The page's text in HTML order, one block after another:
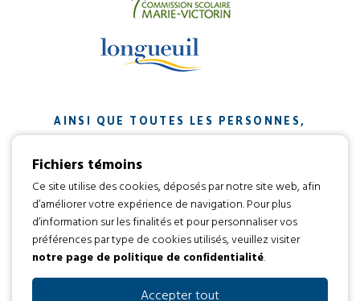
AINSI QUE TOUTES LES PERSONNES,
ORGANISMES ET ENTREPRISES QUI ONT
CONTRIBUÉ À NOTRE MISSION.
Développement web par
Tous droits réservés 2016 © L’envol
Politique de confidentialité
Fichiers témoins
Ce site utilise des cookies, déposés par notre site web, afin
d’améliorer votre expérience de navigation. Pour plus
d’information sur les finalités et pour personnaliser vos
préférences par type de cookies utilisés, veuillez visiter
notre page de politique de confidentialité.
Accepter tout